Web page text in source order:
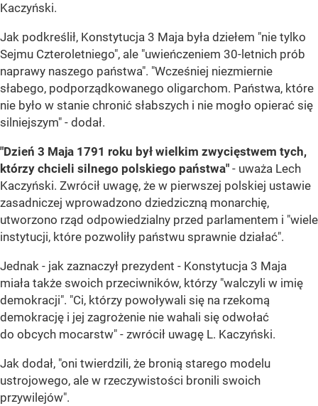
Kaczyński.
Jak podkreślił, Konstytucja 3 Maja była dziełem "nie tylko
Sejmu Czteroletniego", ale "uwieńczeniem 30-letnich prób
naprawy naszego państwa". "Wcześniej niezmiernie
słabego, podporządkowanego oligarchom. Państwa, które
nie było w stanie chronić słabszych i nie mogło opierać się
silniejszym" - dodał.
"Dzień 3 Maja 1791 roku był wielkim zwycięstwem tych,
którzy chcieli silnego polskiego państwa" - uważa Lech
Kaczyński. Zwrócił uwagę, że w pierwszej polskiej ustawie
zasadniczej wprowadzono dziedziczną monarchię,
utworzono rząd odpowiedzialny przed parlamentem i "wiele
instytucji, które pozwoliły państwu sprawnie działać".
Jednak - jak zaznaczył prezydent - Konstytucja 3 Maja
miała także swoich przeciwników, którzy "walczyli w imię
demokracji". "Ci, którzy powoływali się na rzekomą
demokrację i jej zagrożenie nie wahali się odwołać
do obcych mocarstw" - zwrócił uwagę L. Kaczyński.
Jak dodał, "oni twierdzili, że bronią starego modelu
ustrojowego, ale w rzeczywistości bronili swoich
przywilejów".